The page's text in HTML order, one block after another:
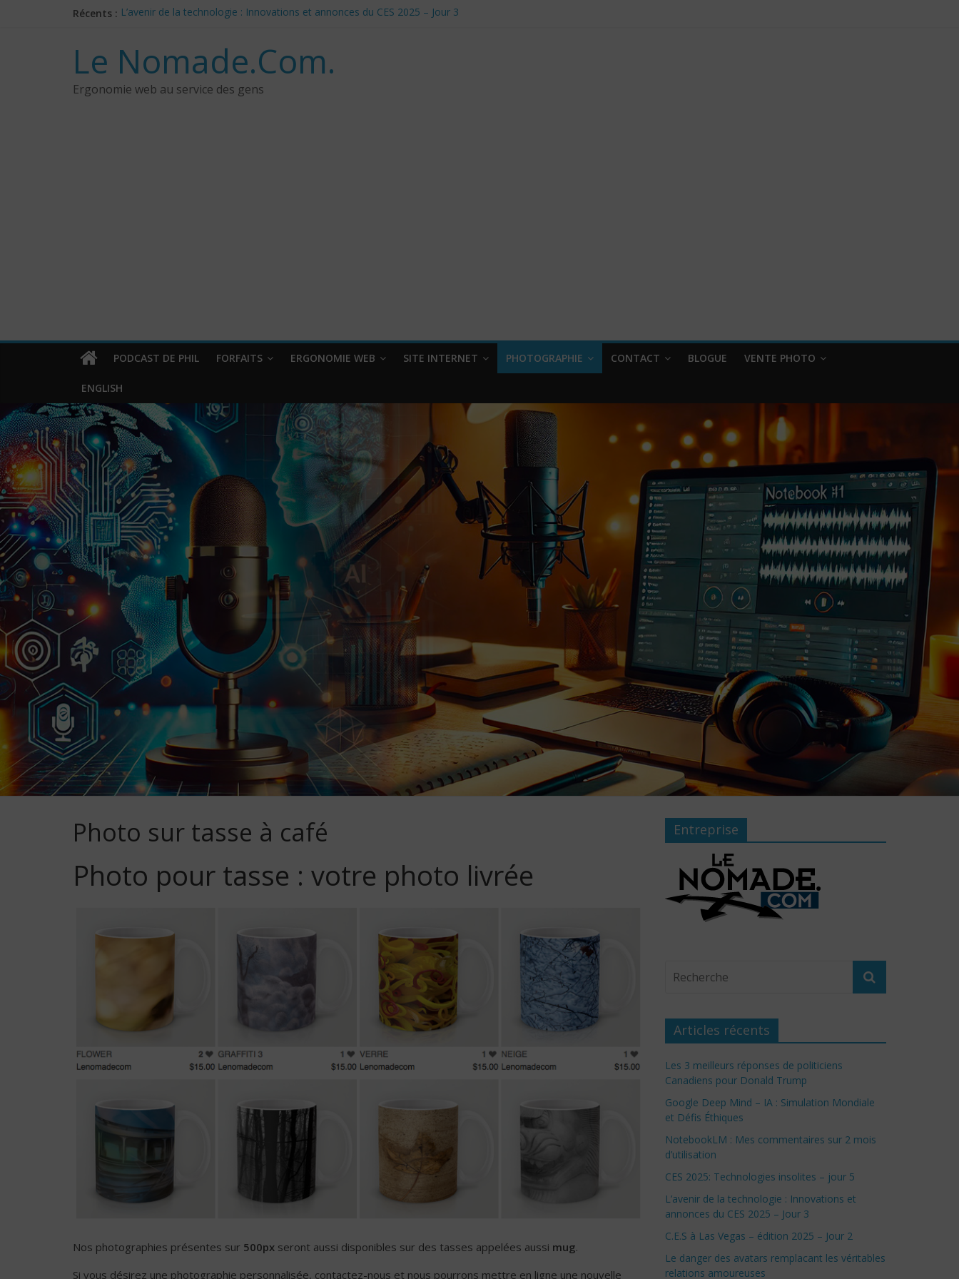
Récents : L’avenir de la technologie : Innovations et annonces du CES 2025 – Jour 3
Google Deep Mind – IA : Simulation Mondiale et Défis Éthiques
NotebookLM : Mes commentaires sur 2 mois d’utilisation
CES 2025: Technologies insolites – jour 5
Le Nomade.Com.
Ergonomie web au service des gens
PODCAST DE PHIL FORFAITS ERGONOMIE WEB SITE INTERNET PHOTOGRAPHIE CONTACT BLOGUE VENTE PHOTO
ENGLISH
Photo sur tasse à café
Photo pour tasse : votre photo livrée
Nos photographies présentes sur 500px seront aussi disponibles sur des tasses appelées aussi mug.
Si vous désirez une photographie personnalisée, contactez-nous et nous pourrons mettre en ligne une nouvelle
Entreprise
Articles récents
Les 3 meilleurs réponses de politiciens
Canadiens pour Donald Trump
Google Deep Mind – IA : Simulation Mondiale
et Défis Éthiques
NotebookLM : Mes commentaires sur 2 mois
d’utilisation
CES 2025: Technologies insolites – jour 5
L’avenir de la technologie : Innovations et
annonces du CES 2025 – Jour 3
C.E.S à Las Vegas – édition 2025 – Jour 2
Le danger des avatars remplacant les véritables
relations amoureuses